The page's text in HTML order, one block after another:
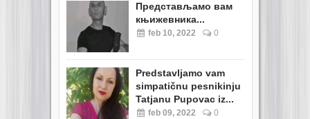
Представљамо вам
књижевника...
feb 10, 2022 0
Predstavljamo vam
simpatičnu pesnikinju
Tatjanu Pupovac iz...
feb 09, 2022 0